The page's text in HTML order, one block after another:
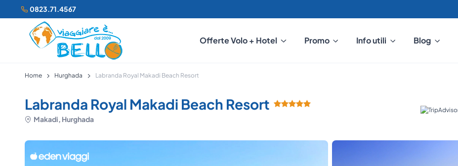
0823.71.4567
Offerte Volo + Hotel Promo Info utili Blog
Home Hurghada Labranda Royal Makadi Beach Resort
Labranda Royal Makadi Beach Resort
Makadi, Hurghada